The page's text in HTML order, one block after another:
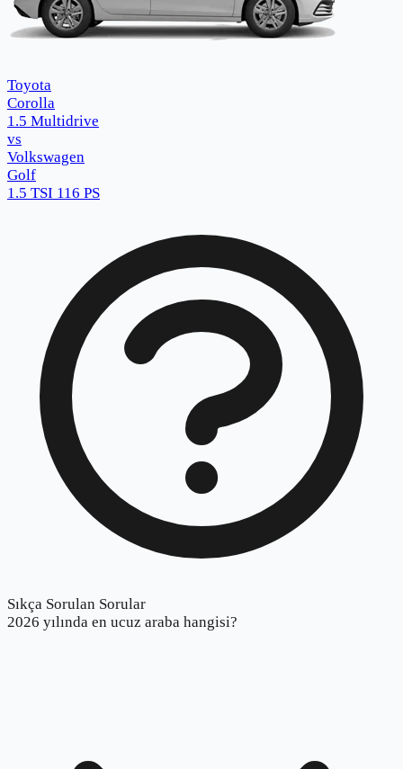
Toyota
Corolla
1.5 Multidrive
vs
Volkswagen
Golf
1.5 TSI 116 PS
Sıkça Sorulan Sorular
2026 yılında en ucuz araba hangisi?